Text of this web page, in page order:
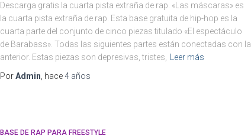
Descarga gratis la cuarta pista extraña de rap. «Las máscaras» es
la cuarta pista extraña de rap. Esta base gratuita de hip-hop es la
cuarta parte del conjunto de cinco piezas titulado «El espectáculo
de Barabass». Todas las siguientes partes están conectadas con la
anterior. Estas piezas son depresivas, tristes,
Leer más
PorAdmin , hace4 años
BASE DE RAP PARA FREESTYLE